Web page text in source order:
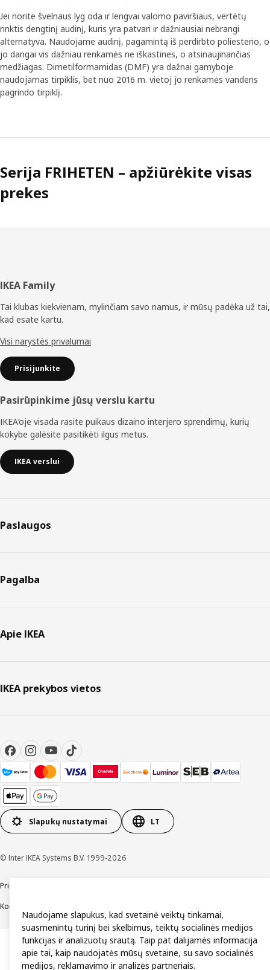
Jei norite švelnaus lyg oda ir lengvai valomo paviršiaus, vertėtų
rinktis dengtinį audinį, kuris yra patvari ir dažniausiai nebrangi
alternatyva. Naudojame audinį, pagamintą iš perdirbto poliesterio, o
jo dangai vis dažniau renkamės ne iškastines, o atsinaujinančias
medžiagas. Dimetilformamidas (DMF) yra dažnai gamyboje
naudojamas tirpiklis, bet nuo 2016 m. vietoj jo renkamės vandens
pagrindo tirpiklį.
Serija FRIHETEN – apžiūrėkite visas
prekes
Poraštė
IKEA Family
Tai klubas kiekvienam, mylinčiam savo namus, ir mūsų padėka už tai,
kad esate kartu.
Visi narystės privalumai
Prisijunkite
Pasirūpinkime jūsų verslu kartu
IKEA‘oje visada rasite puikaus dizaino interjero sprendimų, kurių
kokybe galėsite pasitikėti ilgus metus.
IKEA verslui
Paslaugos
Pagalba
Apie IKEA
IKEA prekybos vietos
Slapukų nustatymai LT
© Inter IKEA Systems B.V. 1999-2026
Prieinamumas
Kontaktai
Naudojame slapukus, kad svetainė veiktų tinkamai,
suasmenintų turinį bei skelbimus, teiktų socialinės medijos
funkcijas ir analizuotų srautą. Taip pat dalijamės informacija
apie tai, kaip naudojatės mūsų svetaine, su savo socialinės
medijos, reklamavimo ir analizės partneriais.